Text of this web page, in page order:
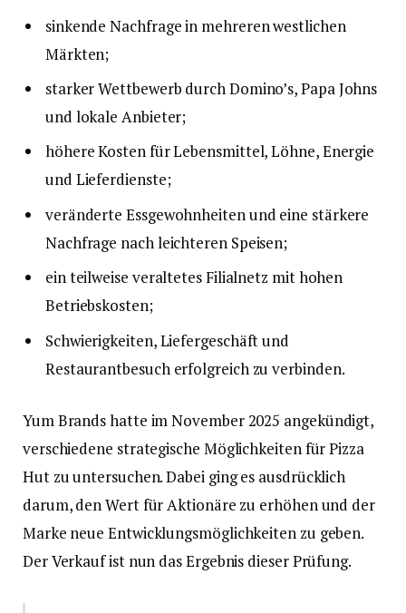
sinkende Nachfrage in mehreren westlichen
Märkten;
starker Wettbewerb durch Domino’s, Papa Johns
und lokale Anbieter;
höhere Kosten für Lebensmittel, Löhne, Energie
und Lieferdienste;
veränderte Essgewohnheiten und eine stärkere
Nachfrage nach leichteren Speisen;
ein teilweise veraltetes Filialnetz mit hohen
Betriebskosten;
Schwierigkeiten, Liefergeschäft und
Restaurantbesuch erfolgreich zu verbinden.
Yum Brands hatte im November 2025 angekündigt,
verschiedene strategische Möglichkeiten für Pizza
Hut zu untersuchen. Dabei ging es ausdrücklich
darum, den Wert für Aktionäre zu erhöhen und der
Marke neue Entwicklungsmöglichkeiten zu geben.
Der Verkauf ist nun das Ergebnis dieser Prüfung.